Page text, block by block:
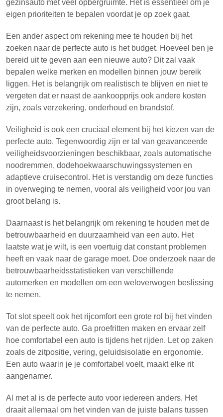
gezinsauto met veel opbergruimte. Het is essentieel om je
eigen prioriteiten te bepalen voordat je op zoek gaat.
Een ander aspect om rekening mee te houden bij het
zoeken naar de perfecte auto is het budget. Hoeveel ben je
bereid uit te geven aan een nieuwe auto? Dit zal vaak
bepalen welke merken en modellen binnen jouw bereik
liggen. Het is belangrijk om realistisch te blijven en niet te
vergeten dat er naast de aankoopprijs ook andere kosten
zijn, zoals verzekering, onderhoud en brandstof.
Veiligheid is ook een cruciaal element bij het kiezen van de
perfecte auto. Tegenwoordig zijn er tal van geavanceerde
veiligheidsvoorzieningen beschikbaar, zoals automatische
noodremmen, dodehoekwaarschuwingssystemen en
adaptieve cruisecontrol. Het is verstandig om deze functies
in overweging te nemen, vooral als veiligheid voor jou van
groot belang is.
Daarnaast is het belangrijk om rekening te houden met de
betrouwbaarheid en duurzaamheid van een auto. Het
laatste wat je wilt, is een voertuig dat constant problemen
heeft en vaak naar de garage moet. Doe onderzoek naar de
betrouwbaarheidsstatistieken van verschillende
automerken en modellen om een weloverwogen beslissing
te nemen.
Tot slot speelt ook het rijcomfort een grote rol bij het vinden
van de perfecte auto. Ga proefritten maken en ervaar zelf
hoe comfortabel een auto is tijdens het rijden. Let op zaken
zoals de zitpositie, vering, geluidsisolatie en ergonomie.
Een auto waarin je je comfortabel voelt, maakt elke rit
aangenamer.
Al met al is de perfecte auto voor iedereen anders. Het
draait allemaal om het vinden van de juiste balans tussen